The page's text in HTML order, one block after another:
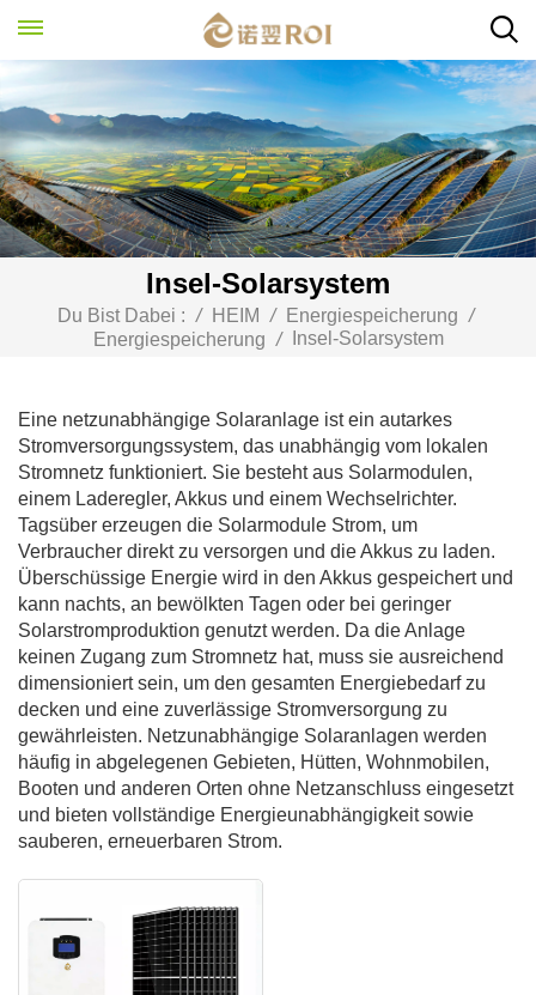
Insel-Solarsystem
Du Bist Dabei : / HEIM / Energiespeicherung /
Energiespeicherung / Insel-Solarsystem
Eine netzunabhängige Solaranlage ist ein autarkes
Stromversorgungssystem, das unabhängig vom lokalen
Stromnetz funktioniert. Sie besteht aus Solarmodulen,
einem Laderegler, Akkus und einem Wechselrichter.
Tagsüber erzeugen die Solarmodule Strom, um
Verbraucher direkt zu versorgen und die Akkus zu laden.
Überschüssige Energie wird in den Akkus gespeichert und
kann nachts, an bewölkten Tagen oder bei geringer
Solarstromproduktion genutzt werden. Da die Anlage
keinen Zugang zum Stromnetz hat, muss sie ausreichend
dimensioniert sein, um den gesamten Energiebedarf zu
decken und eine zuverlässige Stromversorgung zu
gewährleisten. Netzunabhängige Solaranlagen werden
häufig in abgelegenen Gebieten, Hütten, Wohnmobilen,
Booten und anderen Orten ohne Netzanschluss eingesetzt
und bieten vollständige Energieunabhängigkeit sowie
sauberen, erneuerbaren Strom.